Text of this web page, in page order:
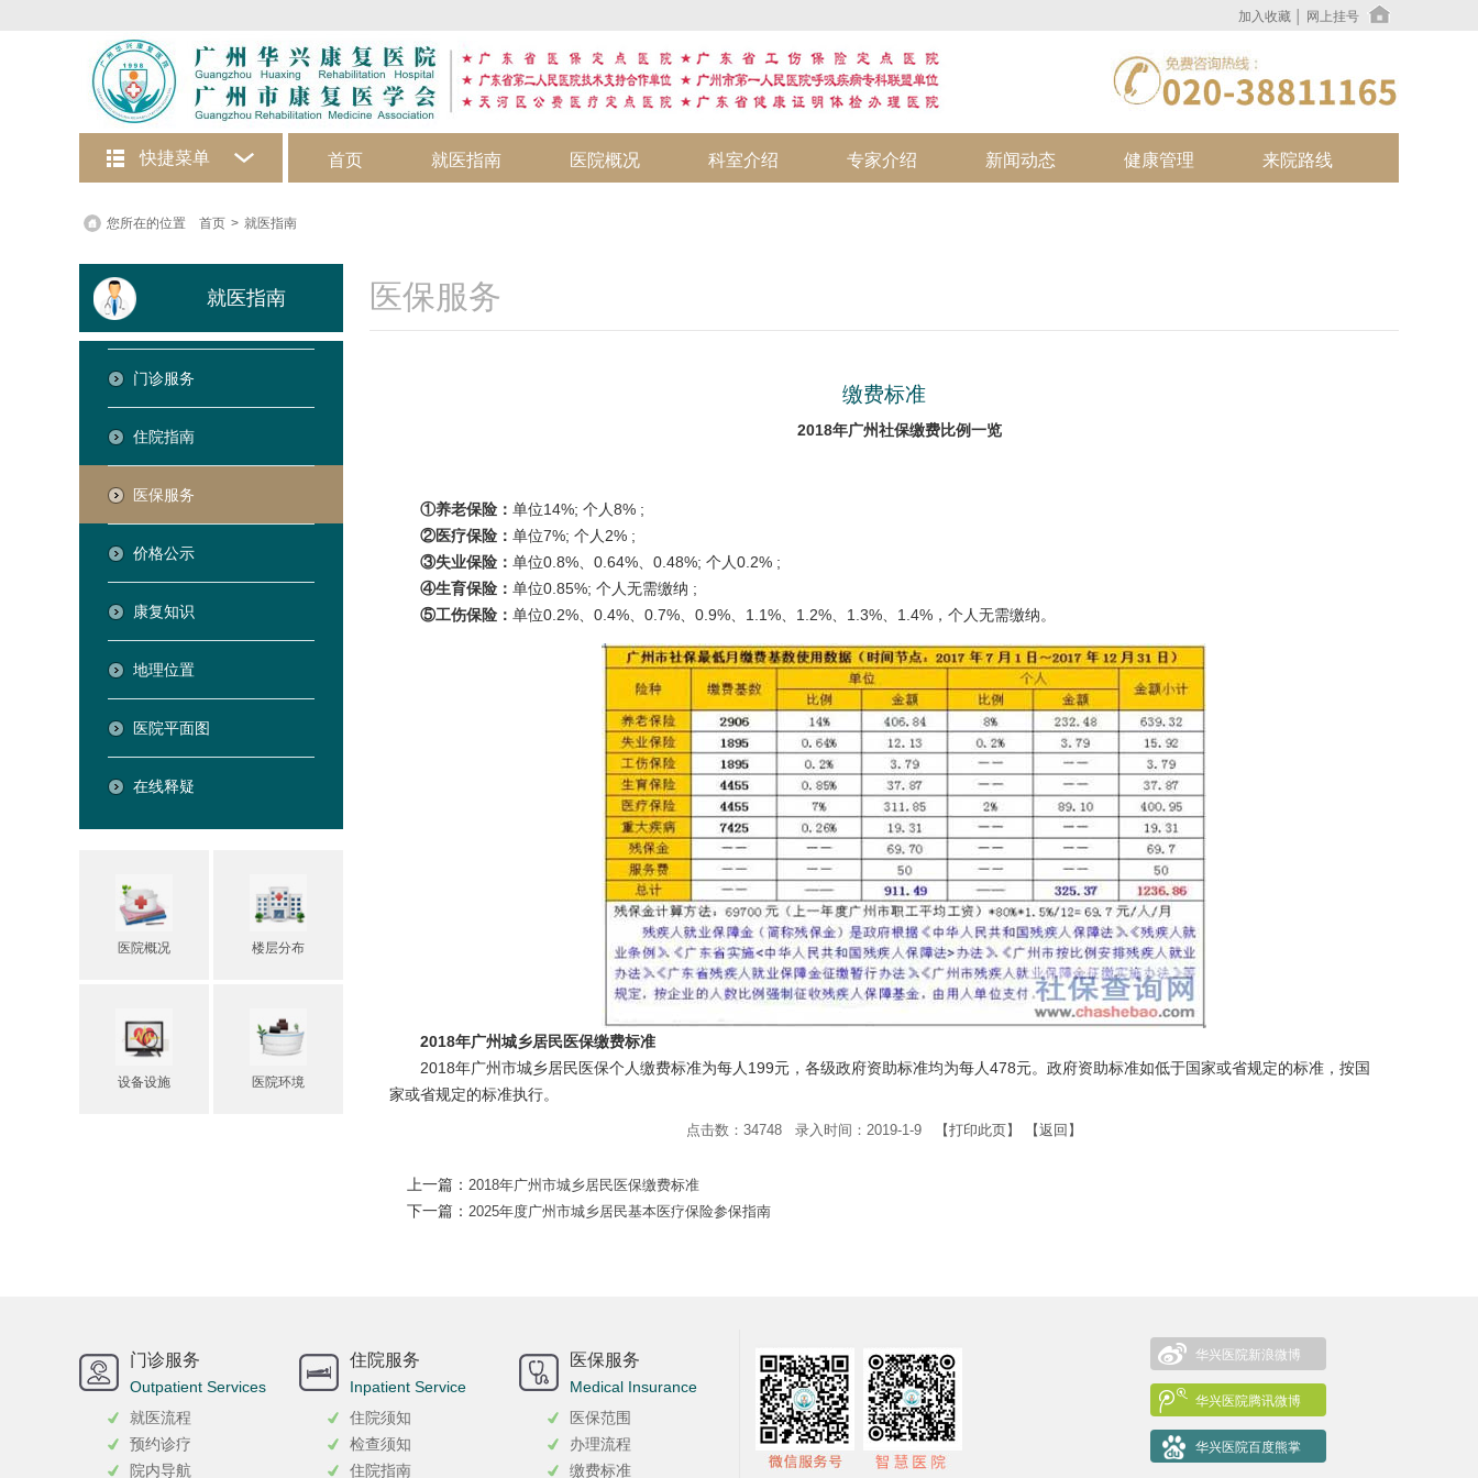
加入收藏 网上挂号
快捷菜单 首页 就医指南 医院概况 科室介绍 专家介绍 新闻动态 健康管理 来院路线
您所在的位置 首页 > 就医指南
就医指南
门诊服务
住院指南
医保服务
价格公示
康复知识
地理位置
医院平面图
在线释疑
医院概况 楼层分布
设备设施 医院环境
医保服务
缴费标准
2018年广州社保缴费比例一览
①养老保险： 单位14%; 个人8% ;
②医疗保险： 单位7%; 个人2% ;
③失业保险： 单位0.8%、0.64%、0.48%; 个人0.2% ;
④生育保险： 单位0.85%; 个人无需缴纳 ;
⑤工伤保险： 单位0.2%、0.4%、0.7%、0.9%、1.1%、1.2%、1.3%、1.4%，个人无需缴纳。
2018年广州城乡居民医保缴费标准
2018年广州市城乡居民医保个人缴费标准为每人199元，各级政府资助标准均为每人478元。政府资助标准如低于国家或省规定的标准，按国
家或省规定的标准执行。
点击数：34748 录入时间：2019-1-9 【打印此页】 【返回】
上一篇： 2018年广州市城乡居民医保缴费标准
下一篇： 2025年度广州市城乡居民基本医疗保险参保指南
门诊服务
Outpatient Services
就医流程
预约诊疗
院内导航
住院服务
Inpatient Service
住院须知
检查须知
住院指南
医保服务
Medical Insurance
医保范围
办理流程
缴费标准
华兴医院新浪微博
华兴医院腾讯微博
华兴医院百度熊掌